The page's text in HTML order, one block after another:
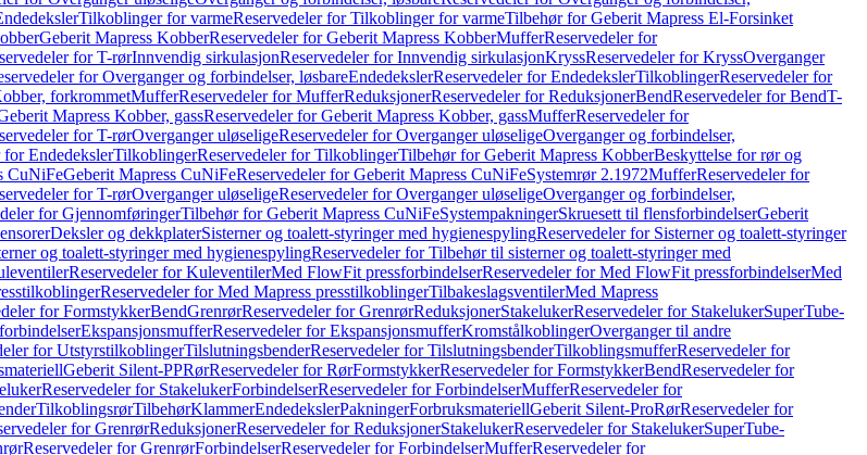
Tilkoblinger for varmeReservedeler for Tilkoblinger for varmeTilbehør for Geberit Mapress El-Forsinket
Geberit Mapress KobberReservedeler for Geberit Mapress KobberMufferReservedeler for
for T-rørInnvendig sirkulasjonReservedeler for Innvendig sirkulasjonKryssReservedeler for KryssOverganger
for Overganger og forbindelser, løsbareEndedekslerReservedeler for EndedekslerTilkoblingerReservedeler for
forkrommetMufferReservedeler for MufferReduksjonerReservedeler for ReduksjonerBendReservedeler for BendT-
Mapress Kobber, gassReservedeler for Geberit Mapress Kobber, gassMufferReservedeler for
for T-rørOverganger uløseligeReservedeler for Overganger uløseligeOverganger og forbindelser,
for EndedekslerTilkoblingerReservedeler for TilkoblingerTilbehør for Geberit Mapress KobberBeskyttelse for rør og
CuNiFeGeberit Mapress CuNiFeReservedeler for Geberit Mapress CuNiFeSystemrør 2.1972MufferReservedeler for
for T-rørOverganger uløseligeReservedeler for Overganger uløseligeOverganger og forbindelser,
for GjennomføringerTilbehør for Geberit Mapress CuNiFeSystempakningerSkruesett til flensforbindelserGeberit
Deksler og dekkplaterSisterner og toalett-styringer med hygienespylingReservedeler for Sisterner og toalett-styringer
og toalett-styringer med hygienespylingReservedeler for Tilbehør til sisterner og toalett-styringer med
Reservedeler for KuleventilerMed FlowFit pressforbindelserReservedeler for Med FlowFit pressforbindelserMed
Reservedeler for Med Mapress presstilkoblingerTilbakeslagsventilerMed Mapress
for FormstykkerBendGrenrørReservedeler for GrenrørReduksjonerStakelukerReservedeler for StakelukerSuperTube-
EkspansjonsmufferReservedeler for EkspansjonsmufferKromstålkoblingerOverganger til andre
for UtstyrstilkoblingerTilslutningsbenderReservedeler for TilslutningsbenderTilkoblingsmufferReservedeler for
Geberit Silent-PPRørReservedeler for RørFormstykkerReservedeler for FormstykkerBendReservedeler for
Reservedeler for StakelukerForbindelserReservedeler for ForbindelserMufferReservedeler for
TilkoblingsrørTilbehørKlammerEndedekslerPakningerForbruksmateriellGeberit Silent-ProRørReservedeler for
for GrenrørReduksjonerReservedeler for ReduksjonerStakelukerReservedeler for StakelukerSuperTube-
Reservedeler for GrenrørForbindelserReservedeler for ForbindelserMufferReservedeler for